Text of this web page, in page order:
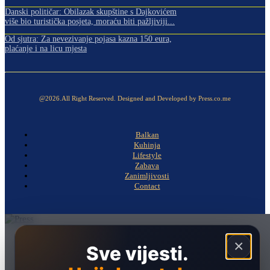
Danski političar: Obilazak skupštine s Dajkovićem
više bio turistička posjeta, moraću biti pažljiviji...
Od sjutra: Za nevezivanje pojasa kazna 150 eura,
plaćanje i na licu mjesta
@2026.All Right Reserved. Designed and Developed by Press.co.me
Balkan
Kuhinja
Lifestyle
Zabava
Zanimljivosti
Contact
×
Sve vijesti.